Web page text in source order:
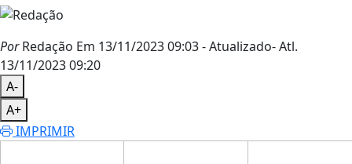
PorRedação Em 13/11/2023 09:03- Atualizado- Atl.
13/11/2023 09:20
A-
A+
IMPRIMIR